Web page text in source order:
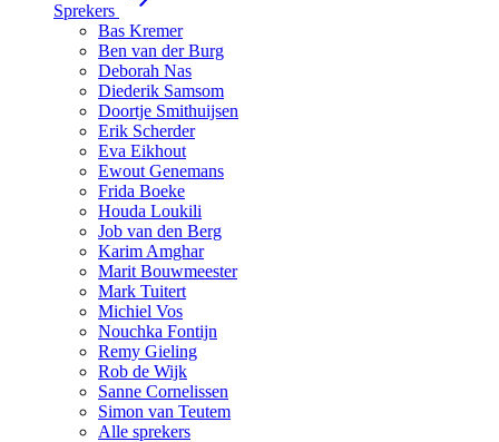
Sprekers
Bas Kremer
Ben van der Burg
Deborah Nas
Diederik Samsom
Doortje Smithuijsen
Erik Scherder
Eva Eikhout
Ewout Genemans
Frida Boeke
Houda Loukili
Job van den Berg
Karim Amghar
Marit Bouwmeester
Mark Tuitert
Michiel Vos
Nouchka Fontijn
Remy Gieling
Rob de Wijk
Sanne Cornelissen
Simon van Teutem
Alle sprekers